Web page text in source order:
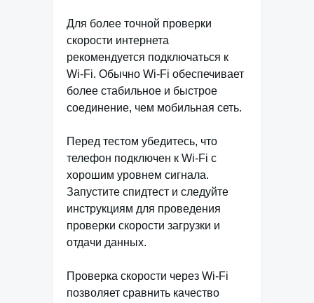
Для более точной проверки
скорости интернета
рекомендуется подключаться к
Wi-Fi. Обычно Wi-Fi обеспечивает
более стабильное и быстрое
соединение, чем мобильная сеть.
Перед тестом убедитесь, что
телефон подключен к Wi-Fi с
хорошим уровнем сигнала.
Запустите спидтест и следуйте
инструкциям для проведения
проверки скорости загрузки и
отдачи данных.
Проверка скорости через Wi-Fi
позволяет сравнить качество